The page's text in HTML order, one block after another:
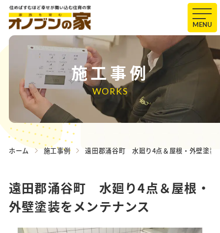
MENU
施工事例
WORKS
ホーム 施工事例 遠田郡涌谷町 水廻り4点＆屋根・外壁塗装
遠田郡涌谷町 水廻り4点＆屋根・
外壁塗装をメンテナンス